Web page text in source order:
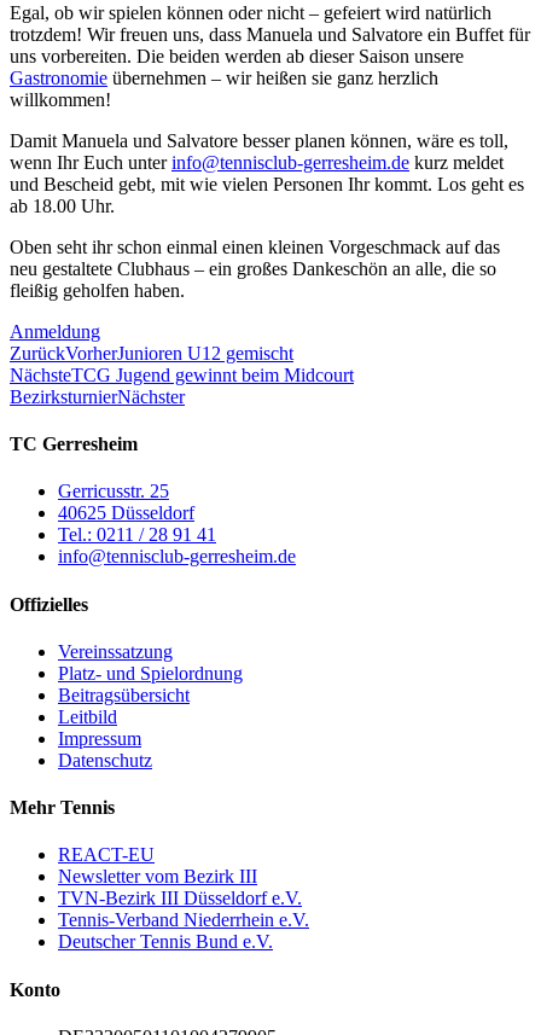
Egal, ob wir spielen können oder nicht – gefeiert wird natürlich
trotzdem! Wir freuen uns, dass Manuela und Salvatore ein Buffet für
uns vorbereiten. Die beiden werden ab dieser Saison unsere
Gastronomie übernehmen – wir heißen sie ganz herzlich
willkommen!
Damit Manuela und Salvatore besser planen können, wäre es toll,
wenn Ihr Euch unterinfo@tennisclub-gerresheim.de kurz meldet
und Bescheid gebt, mit wie vielen Personen Ihr kommt. Los geht es
ab 18.00 Uhr.
Oben seht ihr schon einmal einen kleinen Vorgeschmack auf das
neu gestaltete Clubhaus – ein großes Dankeschön an alle, die so
fleißig geholfen haben.
Anmeldung
ZurückVorherJunioren U12 gemischt
NächsteTCG Jugend gewinnt beim Midcourt
BezirksturnierNächster
TC Gerresheim
Gerricusstr. 25
40625 Düsseldorf
Tel.: 0211 / 28 91 41
info@tennisclub-gerresheim.de
Offizielles
Vereinssatzung
Platz- und Spielordnung
Beitragsübersicht
Leitbild
Impressum
Datenschutz
Mehr Tennis
REACT-EU
Newsletter vom Bezirk III
TVN-Bezirk III Düsseldorf e.V.
Tennis-Verband Niederrhein e.V.
Deutscher Tennis Bund e.V.
Konto